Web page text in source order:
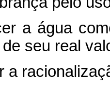
a água
seu real
a